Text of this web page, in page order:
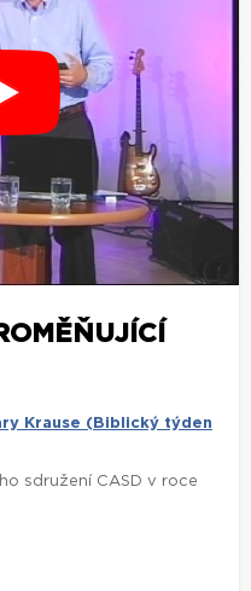
Krause (Biblický týden
sdružení CASD v roce